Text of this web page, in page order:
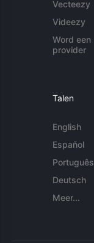
Vecteezy
Videezy
Word een
provider
Talen
English
Español
Português
Deutsch
Meer...